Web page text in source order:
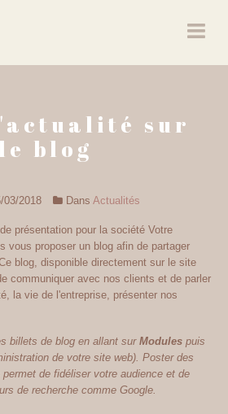
sur
le blog
03/2018 Dans Actualités
présentation pour la société Votre
vous proposer un blog afin de partager
blog, disponible directement sur le site
communiquer avec nos clients et de parler
la vie de l'entreprise, présenter nos
billets de blog en allant sur Modules puis
de votre site web). Poster des
de fidéliser votre audience et de
de recherche comme Google.